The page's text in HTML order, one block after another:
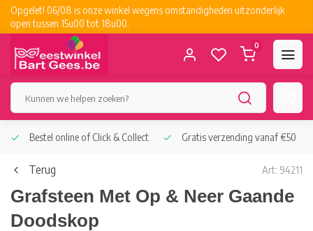
Opgelet! 06/08 is onze winkel wegens omstandigheden uitzonderlijk
open tussen 15u00 tot 18u00.
0
Bestel online of Click & Collect Gratis verzending vanaf €50
Terug Art: 94211
Grafsteen Met Op & Neer Gaande
Doodskop